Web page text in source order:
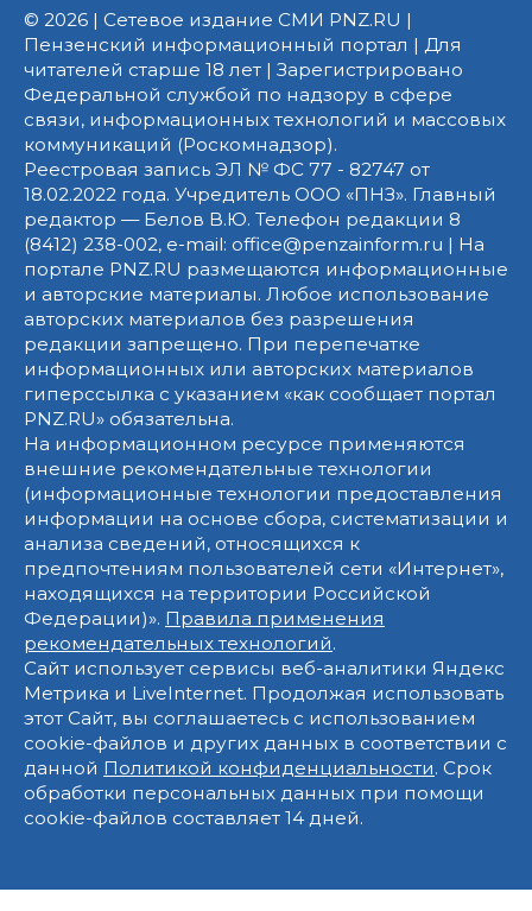
© 2026 | Сетевое издание СМИ PNZ.RU |
Пензенский информационный портал | Для
читателей старше 18 лет | Зарегистрировано
Федеральной службой по надзору в сфере
связи, информационных технологий и массовых
коммуникаций (Роскомнадзор).
Реестровая запись ЭЛ № ФС 77 - 82747 от
18.02.2022 года. Учредитель ООО «ПНЗ». Главный
редактор — Белов В.Ю. Телефон редакции 8
(8412) 238-002, e-mail: office@penzainform.ru | На
портале PNZ.RU размещаются информационные
и авторские материалы. Любое использование
авторских материалов без разрешения
редакции запрещено. При перепечатке
информационных или авторских материалов
гиперссылка с указанием «как сообщает портал
PNZ.RU» обязательна.
На информационном ресурсе применяются
внешние рекомендательные технологии
(информационные технологии предоставления
информации на основе сбора, систематизации и
анализа сведений, относящихся к
предпочтениям пользователей сети «Интернет»,
находящихся на территории Российской
Федерации)». Правила применения
рекомендательных технологий.
Сайт использует сервисы веб-аналитики Яндекс
Метрика и LiveInternet. Продолжая использовать
этот Сайт, вы соглашаетесь с использованием
cookie-файлов и других данных в соответствии с
данной Политикой конфиденциальности. Срок
обработки персональных данных при помощи
cookie-файлов составляет 14 дней.